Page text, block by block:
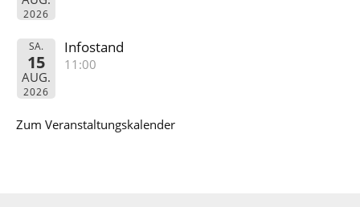
2026
SA.
15
AUG.
2026
Infostand
11:00
Zum Veranstaltungskalender